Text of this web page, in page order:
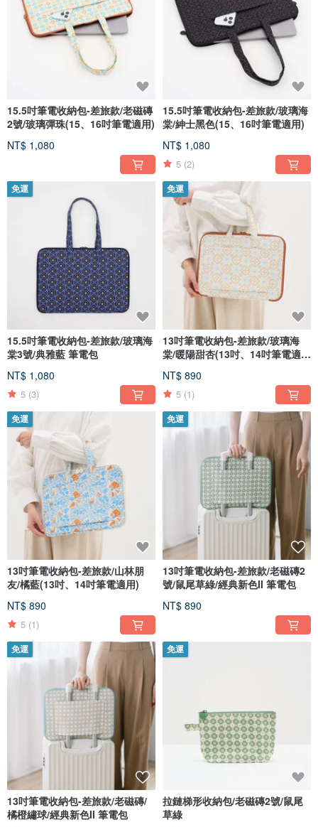
15.5吋筆電收納包-差旅款/老磁磚
2號/玻璃彈珠(15、16吋筆電適用)
NT$ 1,080
15.5吋筆電收納包-差旅款/玻璃海
棠/紳士黑色(15、16吋筆電適用)
NT$ 1,080
5 (2)
免運
15.5吋筆電收納包-差旅款/玻璃海
棠3號/典雅藍 筆電包
NT$ 1,080
5 (3)
免運
13吋筆電收納包-差旅款/玻璃海
棠/暖陽甜杏(13吋、14吋筆電適
NT$ 890
5 (1)
免運
13吋筆電收納包-差旅款/山林朋
友/橘藍(13吋、14吋筆電適用)
NT$ 890
5 (1)
免運
13吋筆電收納包-差旅款/老磁磚2
號/鼠尾草綠/經典新色II 筆電包
NT$ 890
免運
13吋筆電收納包-差旅款/老磁磚/
橘橙繡球/經典新色II 筆電包
免運
拉鏈梯形收納包/老磁磚2號/鼠尾
草綠